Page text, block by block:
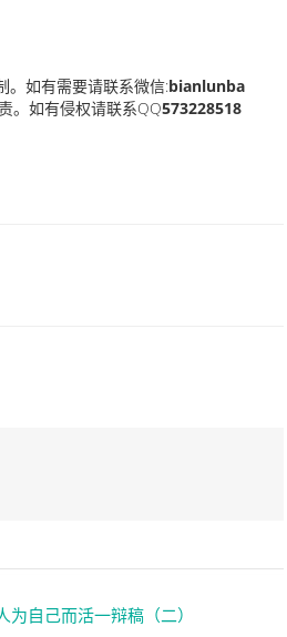
。如有需要请联系微信:bianlunba
。如有侵权请联系QQ573228518
为自己而活一辩稿（二）